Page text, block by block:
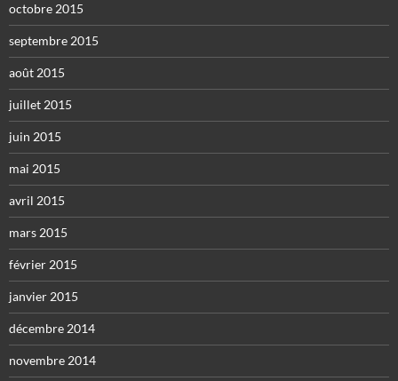
octobre 2015
septembre 2015
août 2015
juillet 2015
juin 2015
mai 2015
avril 2015
mars 2015
février 2015
janvier 2015
décembre 2014
novembre 2014